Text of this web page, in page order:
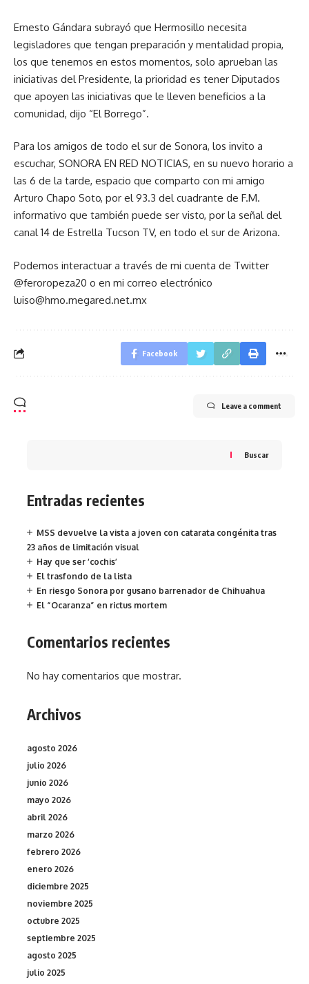
Ernesto Gándara subrayó que Hermosillo necesita
legisladores que tengan preparación y mentalidad propia,
los que tenemos en estos momentos, solo aprueban las
iniciativas del Presidente, la prioridad es tener Diputados
que apoyen las iniciativas que le lleven beneficios a la
comunidad, dijo “El Borrego”.
Para los amigos de todo el sur de Sonora, los invito a
escuchar, SONORA EN RED NOTICIAS, en su nuevo horario a
las 6 de la tarde, espacio que comparto con mi amigo
Arturo Chapo Soto, por el 93.3 del cuadrante de F.M.
informativo que también puede ser visto, por la señal del
canal 14 de Estrella Tucson TV, en todo el sur de Arizona.
Podemos interactuar a través de mi cuenta de Twitter
@feroropeza20 o en mi correo electrónico
luiso@hmo.megared.net.mx
Facebook
Leave a comment
Buscar
Entradas recientes
MSS devuelve la vista a joven con catarata congénita tras
23 años de limitación visual
Hay que ser ‘cochis’
El trasfondo de la lista
En riesgo Sonora por gusano barrenador de Chihuahua
El “Ocaranza” en rictus mortem
Comentarios recientes
No hay comentarios que mostrar.
Archivos
agosto 2026
julio 2026
junio 2026
mayo 2026
abril 2026
marzo 2026
febrero 2026
enero 2026
diciembre 2025
noviembre 2025
octubre 2025
septiembre 2025
agosto 2025
julio 2025